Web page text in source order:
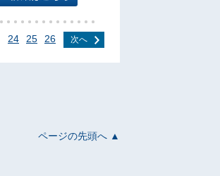
24 25 26 次へ
ページの先頭へ ▲